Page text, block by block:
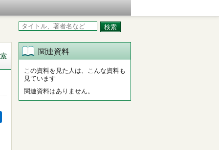
関連資料
この資料を見た人は、こんな資料も
見ています
関連資料はありません。